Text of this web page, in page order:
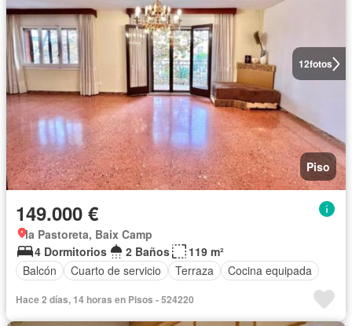
12fotos
Piso
149.000 €
la Pastoreta, Baix Camp
4 Dormitorios
2 Baños
119 m²
Balcón
Cuarto de servicio Terraza Cocina equipada
Hace 2 días, 14 horas en Pisos - 524220